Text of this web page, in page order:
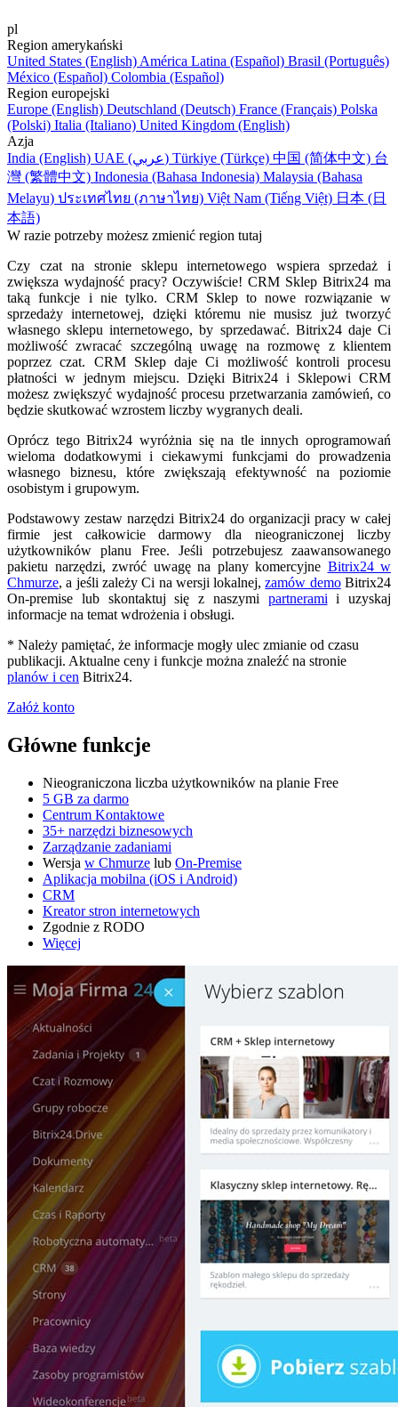
pl
Region amerykański
United States (English) América Latina (Español) Brasil (Português)
México (Español) Colombia (Español)
Region europejski
Europe (English) Deutschland (Deutsch) France (Français) Polska
(Polski) Italia (Italiano) United Kingdom (English)
Azja
India (English)
UAE (عربي) Türkiye (Türkçe) 中国 (简体中文) 台
灣 (繁體中文) Indonesia (Bahasa Indonesia) Malaysia (Bahasa
Melayu) ประเทศไทย (ภาษาไทย) Việt Nam (Tiếng Việt) 日本 (日
本語)
W razie potrzeby możesz zmienić region tutaj
Czy czat na stronie sklepu internetowego wspiera sprzedaż i
zwiększa wydajność pracy? Oczywiście! CRM Sklep Bitrix24 ma
taką funkcje i nie tylko. CRM Sklep to nowe rozwiązanie w
sprzedaży internetowej, dzięki któremu nie musisz już tworzyć
własnego sklepu internetowego, by sprzedawać. Bitrix24 daje Ci
możliwość zwracać szczególną uwagę na rozmowę z klientem
poprzez czat. CRM Sklep daje Ci możliwość kontroli procesu
płatności w jednym miejscu. Dzięki Bitrix24 i Sklepowi CRM
możesz zwiększyć wydajność procesu przetwarzania zamówień, co
będzie skutkować wzrostem liczby wygranych deali.
Oprócz tego Bitrix24 wyróżnia się na tle innych oprogramowań
wieloma dodatkowymi i ciekawymi funkcjami do prowadzenia
własnego biznesu, które zwiększają efektywność na poziomie
osobistym i grupowym.
Podstawowy zestaw narzędzi Bitrix24 do organizacji pracy w całej
firmie jest całkowicie darmowy dla nieograniczonej liczby
użytkowników planu Free. Jeśli potrzebujesz zaawansowanego
pakietu narzędzi, zwróć uwagę na plany komercyjne Bitrix24 w
Chmurze, a jeśli zależy Ci na wersji lokalnej,zamów demoBitrix24
On-premise lub skontaktuj się z naszymi partnerami i uzyskaj
informacje na temat wdrożenia i obsługi.
* Należy pamiętać, że informacje mogły ulec zmianie od czasu
publikacji. Aktualne ceny i funkcje można znaleźć na stronie
planów i cen Bitrix24.
Załóż konto
Główne funkcje
Nieograniczona liczba użytkowników na planie Free
5 GB za darmo
Centrum Kontaktowe
35+ narzędzi biznesowych
Zarządzanie zadaniami
Wersja w Chmurze lub On-Premise
Aplikacja mobilna (iOS i Android)
CRM
Kreator stron internetowych
Zgodnie z RODO
Więcej